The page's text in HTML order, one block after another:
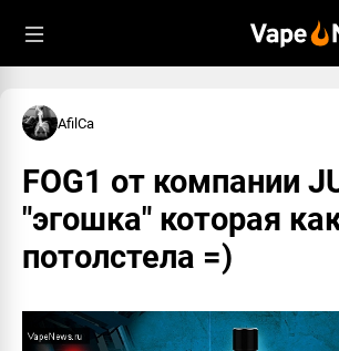
AfilCa
FOG1 от компании
"эгошка" которая
потолстела =)